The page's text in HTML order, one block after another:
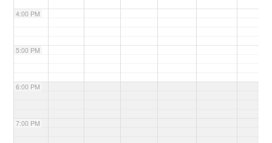
4:00 PM
5:00 PM
6:00 PM
7:00 PM